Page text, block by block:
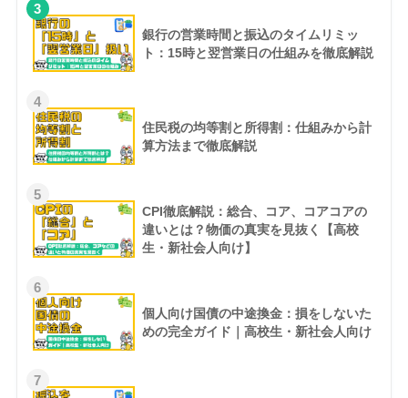
3
銀行の営業時間と振込のタイムリミッ
ト：15時と翌営業日の仕組みを徹底解説
4
住民税の均等割と所得割：仕組みから計
算方法まで徹底解説
5
CPI徹底解説：総合、コア、コアコアの
違いとは？物価の真実を見抜く【高校
生・新社会人向け】
6
個人向け国債の中途換金：損をしないた
めの完全ガイド｜高校生・新社会人向け
7